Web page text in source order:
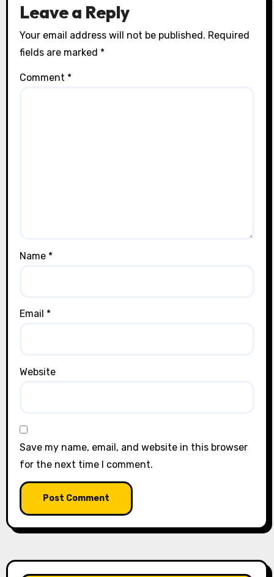
Leave a Reply
Your email address will not be published. Required
fields are marked *
Comment *
Name *
Email *
Website
Save my name, email, and website in this browser
for the next time I comment.